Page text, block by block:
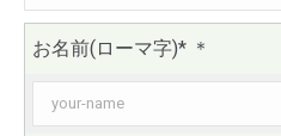
お名前(ローマ字)* ＊